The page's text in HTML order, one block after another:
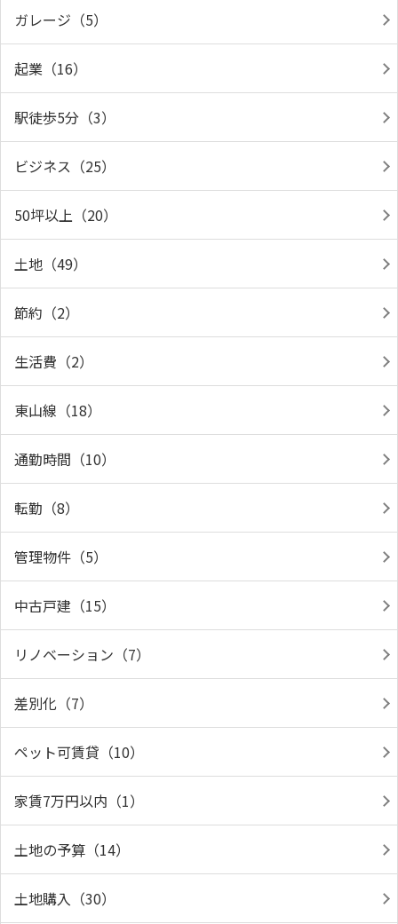
ガレージ（5）
起業（16）
駅徒歩5分（3）
ビジネス（25）
50坪以上（20）
土地（49）
節約（2）
生活費（2）
東山線（18）
通勤時間（10）
転勤（8）
管理物件（5）
中古戸建（15）
リノベーション（7）
差別化（7）
ペット可賃貸（10）
家賃7万円以内（1）
土地の予算（14）
土地購入（30）